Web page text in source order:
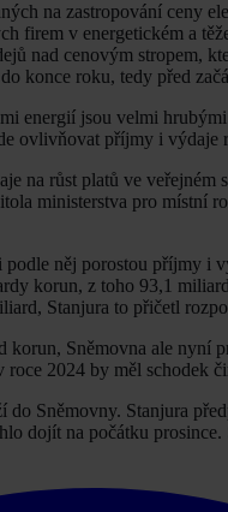
na zastropování ceny
firem v energetickém a
nad cenovým stropem,
konce roku, tedy před
energií jsou velmi
ovlivňovat příjmy i výdaje
na růst platů ve
ministerstva pro místní
něj porostou příjmy i
korun, z toho 93,1
Stanjura to přičetl
Sněmovna ale nyní
2024 by měl
Sněmovny. Stanjura
dojít na počátku prosince.